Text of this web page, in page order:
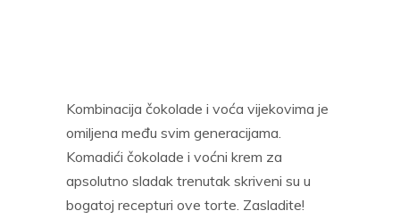
Kombinacija čokolade i voća vijekovima je
omiljena među svim generacijama.
Komadići čokolade i voćni krem za
apsolutno sladak trenutak skriveni su u
bogatoj recepturi ove torte. Zasladite!